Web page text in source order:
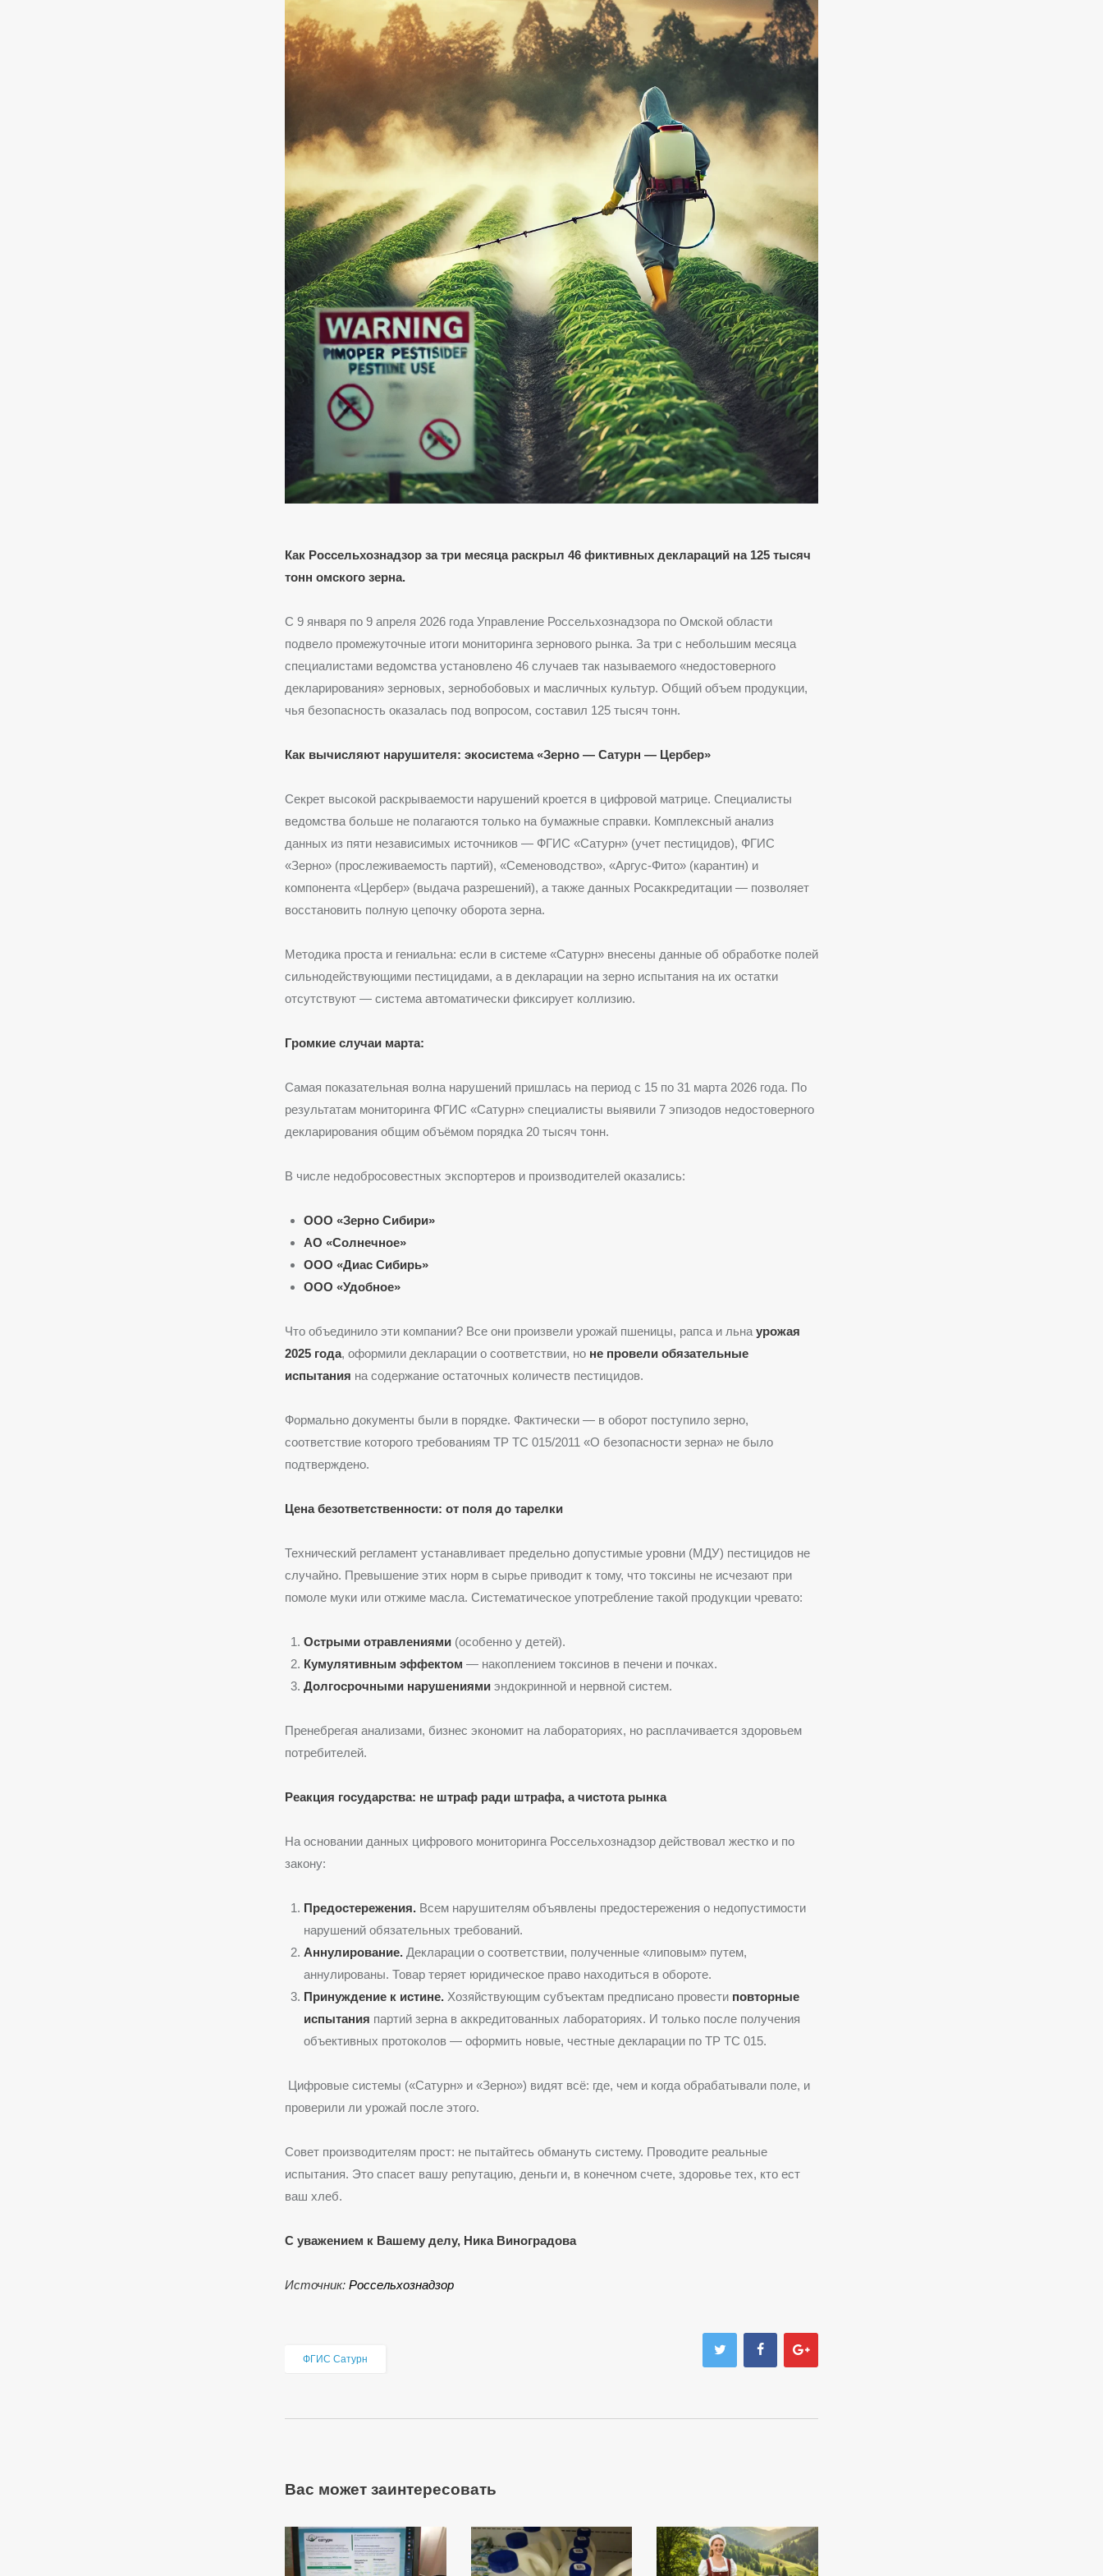
Как Россельхознадзор за три месяца раскрыл 46 фиктивных деклараций на 125 тысяч
тонн омского зерна.
С 9 января по 9 апреля 2026 года Управление Россельхознадзора по Омской области
подвело промежуточные итоги мониторинга зернового рынка. За три с небольшим месяца
специалистами ведомства установлено 46 случаев так называемого «недостоверного
декларирования» зерновых, зернобобовых и масличных культур. Общий объем продукции,
чья безопасность оказалась под вопросом, составил 125 тысяч тонн.
Как вычисляют нарушителя: экосистема «Зерно — Сатурн — Цербер»
Секрет высокой раскрываемости нарушений кроется в цифровой матрице. Специалисты
ведомства больше не полагаются только на бумажные справки. Комплексный анализ
данных из пяти независимых источников — ФГИС «Сатурн» (учет пестицидов), ФГИС
«Зерно» (прослеживаемость партий), «Семеноводство», «Аргус‑Фито» (карантин) и
компонента «Цербер» (выдача разрешений), а также данных Росаккредитации — позволяет
восстановить полную цепочку оборота зерна.
Методика проста и гениальна: если в системе «Сатурн» внесены данные об обработке полей
сильнодействующими пестицидами, а в декларации на зерно испытания на их остатки
отсутствуют — система автоматически фиксирует коллизию.
Громкие случаи марта:
Самая показательная волна нарушений пришлась на период с 15 по 31 марта 2026 года. По
результатам мониторинга ФГИС «Сатурн» специалисты выявили 7 эпизодов недостоверного
декларирования общим объёмом порядка 20 тысяч тонн.
В числе недобросовестных экспортеров и производителей оказались:
ООО «Зерно Сибири»
АО «Солнечное»
ООО «Диас Сибирь»
ООО «Удобное»
Что объединило эти компании? Все они произвели урожай пшеницы, рапса и льна урожая
2025 года, оформили декларации о соответствии, но не провели обязательные
испытания на содержание остаточных количеств пестицидов.
Формально документы были в порядке. Фактически — в оборот поступило зерно,
соответствие которого требованиям ТР ТС 015/2011 «О безопасности зерна» не было
подтверждено.
Цена безответственности: от поля до тарелки
Технический регламент устанавливает предельно допустимые уровни (МДУ) пестицидов не
случайно. Превышение этих норм в сырье приводит к тому, что токсины не исчезают при
помоле муки или отжиме масла. Систематическое употребление такой продукции чревато:
Острыми отравлениями(особенно у детей).
Кумулятивным эффектом — накоплением токсинов в печени и почках.
Долгосрочными нарушениямиэндокринной и нервной систем.
Пренебрегая анализами, бизнес экономит на лабораториях, но расплачивается здоровьем
потребителей.
Реакция государства: не штраф ради штрафа, а чистота рынка
На основании данных цифрового мониторинга Россельхознадзор действовал жестко и по
закону:
Предостережения.Всем нарушителям объявлены предостережения о недопустимости
нарушений обязательных требований.
Аннулирование.Декларации о соответствии, полученные «липовым» путем,
аннулированы. Товар теряет юридическое право находиться в обороте.
Принуждение к истине.Хозяйствующим субъектам предписано провести повторные
испытания партий зерна в аккредитованных лабораториях. И только после получения
объективных протоколов — оформить новые, честные декларации по ТР ТС 015.
Цифровые системы («Сатурн» и «Зерно») видят всё: где, чем и когда обрабатывали поле, и
проверили ли урожай после этого.
Совет производителям прост: не пытайтесь обмануть систему. Проводите реальные
испытания. Это спасет вашу репутацию, деньги и, в конечном счете, здоровье тех, кто ест
ваш хлеб.
С уважением к Вашему делу, Ника Виноградова
Источник: Россельхознадзор
ФГИС Сатурн
Вас может заинтересовать